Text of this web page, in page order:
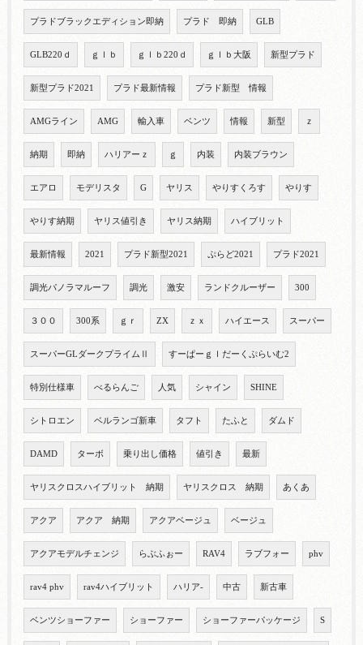
プラドブラックエディション即納 プラド 即納 GLB
GLB220ｄ ｇｌｂ ｇｌｂ220ｄ ｇｌｂ大阪 新型プラド
新型プラド2021 プラド最新情報 プラド新型 情報
AMGライン AMG 輸入車 ベンツ 情報 新型 ｚ
納期 即納 ハリアーｚ ｇ 内装 内装ブラウン
エアロ モデリスタ G ヤリス やりすくろす やりす
やりす納期 ヤリス値引き ヤリス納期 ハイブリット
最新情報 2021 プラド新型2021 ぷらど2021 プラド2021
調光パノラマルーフ 調光 激安 ランドクルーザー 300
３００ 300系 ｇｒ ZX ｚｘ ハイエース スーパー
スーパーGLダークプライムⅡ すーぱーｇｌだーくぷらいむ2
特別仕様車 べるらんご 人気 シャイン SHINE
シトロエン ベルランゴ新車 タフト たふと ダムド
DAMD ターボ 乗り出し価格 値引き 最新
ヤリスクロスハイブリット 納期 ヤリスクロス 納期 あくあ
アクア アクア 納期 アクアベージュ ベージュ
アクアモデルチェンジ らぶふぉー RAV4 ラブフォー phv
rav4 phv rav4ハイブリット ハリア- 中古 新古車
ベンツショーファー ショーファー ショーファーパッケージ S